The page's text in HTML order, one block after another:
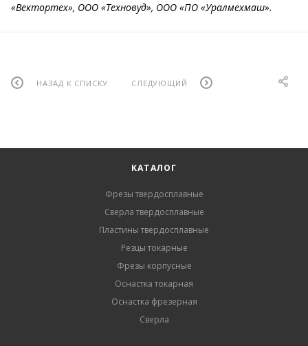
«Вектортех», ООО «Техновуд», ООО «ПО «Уралмехмаш».
НАЗАД К СПИСКУ СЛЕДУЮЩИЙ
КАТАЛОГ
Фрезы твердосплавные
Сверла твердосплавные
Пластины твердосплавные
Резцы токарные
Фрезы корпусные
Оснастка токарная
Оснастка фрезерная
Сверла